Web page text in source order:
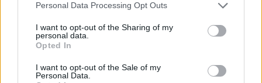
Personal Data Processing Opt Outs
I want to opt-out of the Sharing of my
personal data.
Opted In
I want to opt-out of the Sale of my
Personal Data.
No, kada je vani hladno, gorivo će puno teže isparavati.
Automobil će to kompenzirati dodajući više goriva u onu